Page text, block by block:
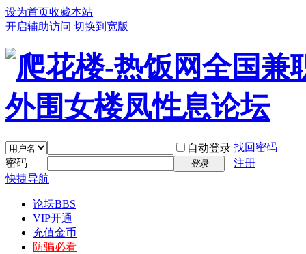
设为首页收藏本站
开启辅助访问 切换到宽版
自动登录 找回密码
密码
登录
注册
快捷导航
论坛BBS
VIP开通
充值金币
防骗必看